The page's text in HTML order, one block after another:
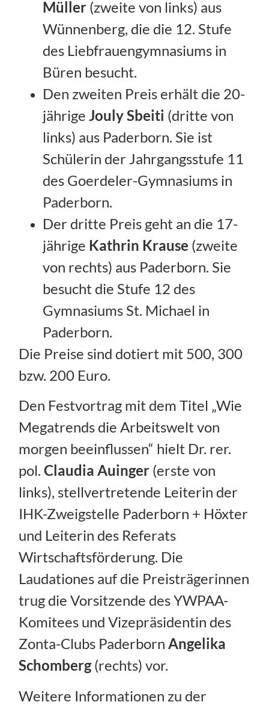
Müller (zweite von links) aus
Wünnenberg, die die 12. Stufe
des Liebfrauengymnasiums in
Büren besucht.
Den zweiten Preis erhält die 20-
jährigeJouly Sbeiti (dritte von
links) aus Paderborn. Sie ist
Schülerin der Jahrgangsstufe 11
des Goerdeler-Gymnasiums in
Paderborn.
Der dritte Preis geht an die 17-
jährige Kathrin Krause (zweite
von rechts) aus Paderborn. Sie
besucht die Stufe 12 des
Gymnasiums St. Michael in
Paderborn.
Die Preise sind dotiert mit 500, 300
bzw. 200 Euro.
Den Festvortrag mit dem Titel „Wie
Megatrends die Arbeitswelt von
morgen beeinflussen“ hielt Dr. rer.
pol.Claudia Auinger (erste von
links), stellvertretende Leiterin der
IHK-Zweigstelle Paderborn + Höxter
und Leiterin des Referats
Wirtschaftsförderung. Die
Laudationes auf die Preisträgerinnen
trug die Vorsitzende des YWPAA-
Komitees und Vizepräsidentin des
Zonta-Clubs PaderbornAngelika
Schomberg(rechts) vor.
Weitere Informationen zu der